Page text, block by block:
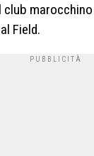
marocchino
Field.